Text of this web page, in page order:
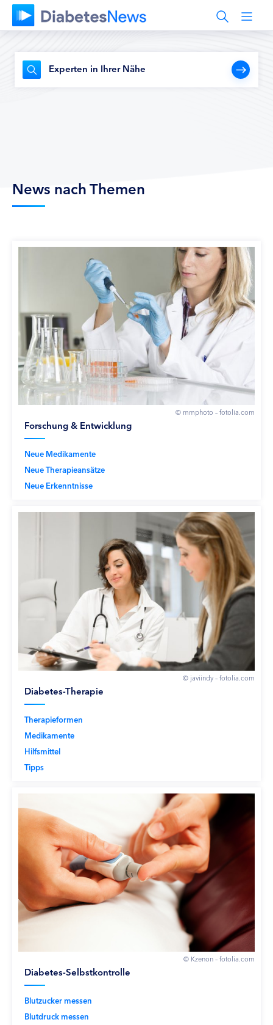
Experten in Ihrer Nähe
News nach Themen
© mmphoto – fotolia.com
Forschung & Entwicklung
Neue Medikamente
Neue Therapieansätze
Neue Erkenntnisse
© javiindy – fotolia.com
Diabetes-Therapie
Therapieformen
Medikamente
Hilfsmittel
Tipps
© Kzenon – fotolia.com
Diabetes-Selbstkontrolle
Blutzucker messen
Blutdruck messen